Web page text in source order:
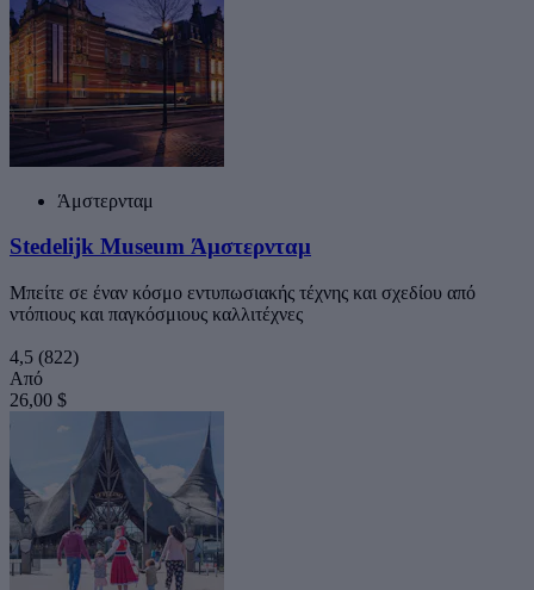
Άμστερνταμ
Stedelijk Museum Άμστερνταμ
Μπείτε σε έναν κόσμο εντυπωσιακής τέχνης και σχεδίου από
ντόπιους και παγκόσμιους καλλιτέχνες
4,5 (822)
Από
26,00 $